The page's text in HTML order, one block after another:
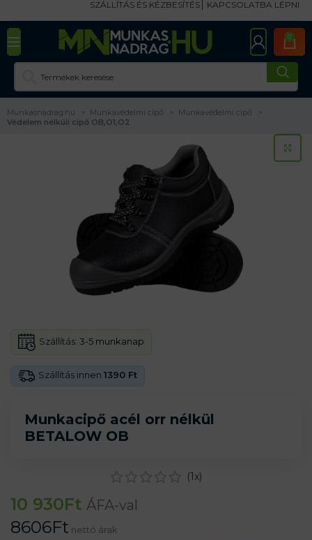
SZÁLLÍTÁS ÉS KÉZBESÍTÉS KAPCSOLATBA LÉPNI
0
Munkasnadrag.hu Munkavédelmi cipő
Munkavédelmi cipő
Védelem nélküli cipő OB,O1,O2
Munkacipő acél orr nélkül
BETALOW OB
Szállítás innen 1390 Ft
Szállítás: 3-5 munkanap
(1x)
10 930Ft ÁFA-val
8606Ft nettó árak